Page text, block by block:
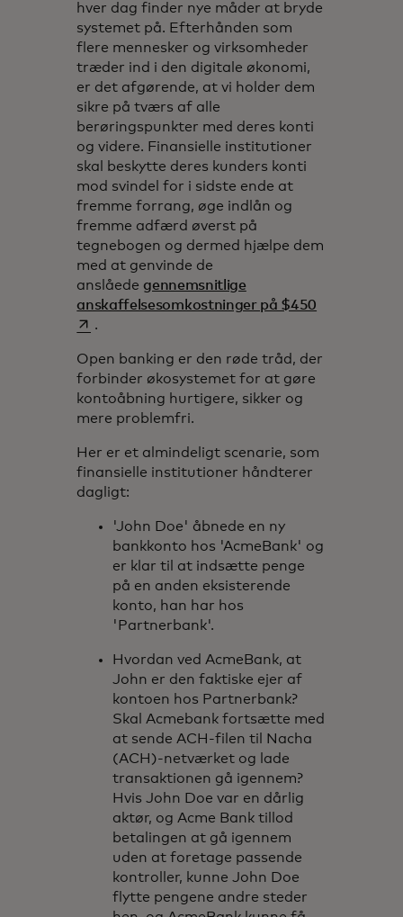
hver dag finder nye måder at bryde
systemet på. Efterhånden som
flere mennesker og virksomheder
træder ind i den digitale økonomi,
er det afgørende, at vi holder dem
sikre på tværs af alle
berøringspunkter med deres konti
og videre. Finansielle institutioner
skal beskytte deres kunders konti
mod svindel for i sidste ende at
fremme forrang, øge indlån og
fremme adfærd øverst på
tegnebogen og dermed hjælpe dem
med at genvinde de
anslåede gennemsnitlige
anskaffelsesomkostninger på $450
.
Open banking er den røde tråd, der
forbinder økosystemet for at gøre
kontoåbning hurtigere, sikker og
mere problemfri.
Her er et almindeligt scenarie, som
finansielle institutioner håndterer
dagligt:
'John Doe' åbnede en ny
bankkonto hos 'AcmeBank' og
er klar til at indsætte penge
på en anden eksisterende
konto, han har hos
'Partnerbank'.
Hvordan ved AcmeBank, at
John er den faktiske ejer af
kontoen hos Partnerbank?
Skal Acmebank fortsætte med
at sende ACH-filen til Nacha
(ACH)-netværket og lade
transaktionen gå igennem?
Hvis John Doe var en dårlig
aktør, og Acme Bank tillod
betalingen at gå igennem
uden at foretage passende
kontroller, kunne John Doe
flytte pengene andre steder